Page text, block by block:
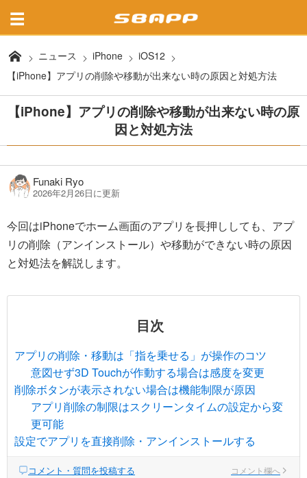
ニュース iPhone
iOS12
【iPhone】アプリの削除や移動が出来ない時の原因と対処方法
【iPhone】アプリの削除や移動が出来ない時の原
因と対処方法
Funaki Ryo
2026年2月26日に更新
今回はiPhoneでホーム画面のアプリを長押ししても、アプ
リの削除（アンインストール）や移動ができない時の原因
と対処法を解説します。
目次
アプリの削除・移動は「指を乗せる」が操作のコツ
意図せず3D Touchが作動する場合は感度を変更
削除ボタンが表示されない場合は機能制限が原因
アプリ削除の制限はスクリーンタイムの設定から変
更可能
設定でアプリを直接削除・アンインストールする
コメント・質問を投稿する コメント欄へ